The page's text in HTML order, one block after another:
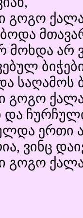
გოგო
მოხდა არ
საღამოს
გოგო
და
ერთი
ვინც
გოგო